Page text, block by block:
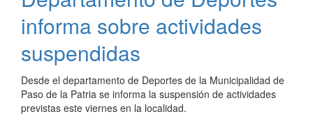
de
Vacaciones
niños
Paso
de
informa sobre actividades
suspendidas
Desde el departamento de Deportes de la Municipalidad de
Paso de la Patria se informa la suspensión de actividades
previstas este viernes en la localidad.